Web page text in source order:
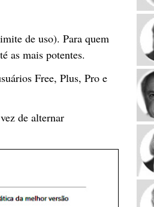
de uso). Para quem
as mais potentes.
Free, Plus, Pro e
de alternar